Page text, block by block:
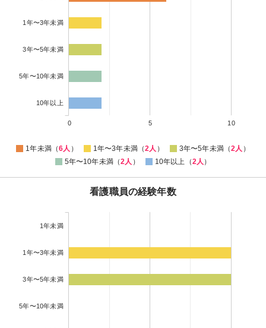
1年〜3年未満
3年〜5年未満
5年〜10年未満
10年以上
0 5 10
1年未満（6人 ） 1年〜3年未満（2人 ） 3年〜5年未満（2人 ）
5年〜10年未満（2人 ） 10年以上（2人 ）
看護職員の経験年数
1年未満
1年〜3年未満
3年〜5年未満
5年〜10年未満